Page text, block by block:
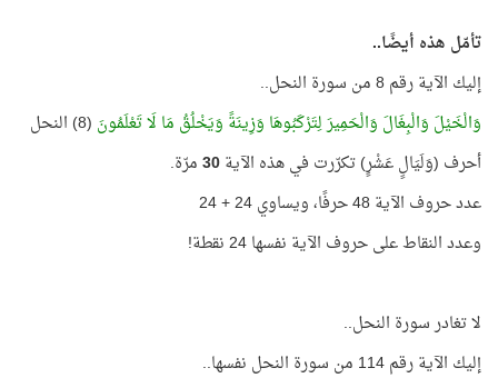
تأمّل هذه أيضًا..
إليك الآية رقم 8 من سورة النحل..
وَالْخَيْلَ وَالْبِغَالَ وَالْحَمِيرَ لِتَرْكَبُوهَا وَزِينَةً وَيَخْلُقُ مَا لَا تَعْلَمُونَ (8) النحل
أحرف (وَلَيَالٍ عَشْرٍ) تكرّرت في هذه الآية30مرّة.
عدد حروف الآية 48 حرفًا، ويساوي 24 + 24
وعدد النقاط على حروف الآية نفسها 24 نقطة!
لا تغادر سورة النحل..
إليك الآية رقم 114 من سورة النحل نفسها..